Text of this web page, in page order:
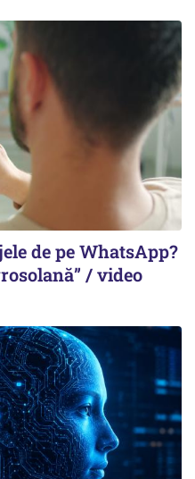
de pe WhatsApp?
/ video